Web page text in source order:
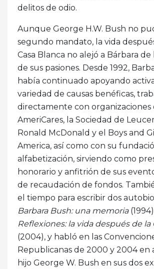
delitos de odio.
Aunque George H.W. Bush no
segundo mandato, la vida
Casa Blanca no alejó a Bárbara
de sus pasiones. Desde 1992,
había continuado apoyando
variedad de causas benéficas,
directamente con organizaciones
AmeriCares, la Sociedad de
Ronald McDonald y el Boys and
America, así como con su
alfabetización, sirviendo como
honorario y anfitrión de sus
de recaudación de fondos.
el tiempo para escribir dos
Barbara Bush: una memoria
Reflexiones: la vida después de la
(2004), y habló en las
Republicanas de 2000 y 2004 en
hijo George W. Bush en sus dos